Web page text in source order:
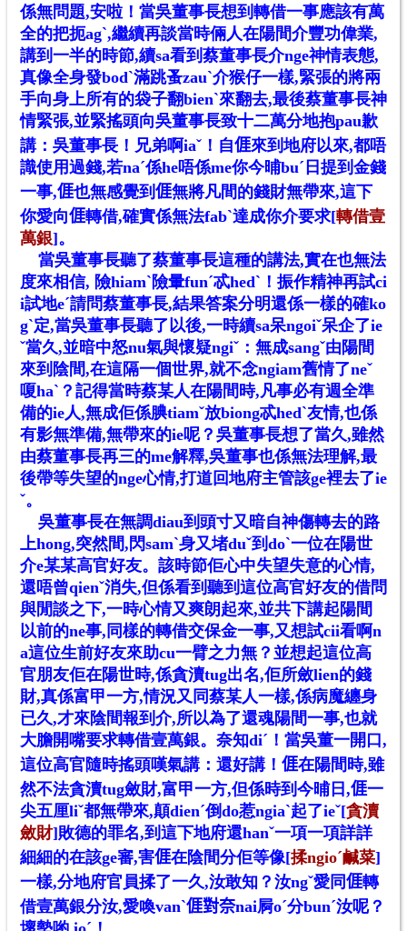
係無問題,安啦！當吳董事長想到轉借一事應該有萬
全的把扼agˋ,繼續再談當時倆人在陽間介豐功偉業,
講到一半的時節,續sa看到蔡董事長介nge神情表態,
真像全身發bodˋ滿跳蚤zauˋ介猴仔一樣,緊張的將兩
手向身上所有的袋子翻bienˋ來翻去,最後蔡董事長神
情緊張,並緊搖頭向吳董事長致十二萬分地抱pau歉
講：吳董事長！兄弟啊iaˇ！自𠊎來到地府以來,都唔
識使用過錢,若naˊ係he唔係me你今晡buˊ日提到金錢
一事,𠊎也無感覺到 𠊎無將凡間的錢財無帶來,這下
你愛向𠊎轉借,確實係無法fabˋ達成你介要求[轉借壹
萬銀]。
當吳董事長聽了蔡董事長這種的講法,實在也無法
度來相信, 險hiamˋ險暈funˊ忒hedˋ！振作精神再試ci
i試地eˊ請問蔡董事長,結果答案分明還係一樣的確ko
gˋ定,當吳董事長聽了以後,一時續sa呆ngoiˇ呆企了ie
ˇ當久,並暗中怒nu氣與懷疑ngiˇ：無成sangˇ由陽間
來到陰間,在這隔一個世界,就不念ngiam舊情了neˇ
嗄haˋ？記得當時蔡某人在陽間時,凡事必有週全準
備的ie人,無成佢係腆tiamˇ放biong忒hedˋ友情,也係
有影無準備,無帶來的ie呢？吳董事長想了當久,雖然
由蔡董事長再三的me解釋,吳董事也係無法理解,最
後帶等失望的nge心情,打道回地府主管該ge裡去了ie
ˇ。
吳董事長在無調diau到頭寸又暗自神傷轉去的路
上hong,突然間,閃samˋ身又堵duˇ到doˋ一位在陽世
介e某某高官好友。該時節佢心中失望失意的心情,
還唔曾qienˇ消失,但係看到聽到這位高官好友的借問
與閒談之下,一時心情又爽朗起來,並共下講起陽間
以前的ne事,同樣的轉借交保金一事,又想試cii看啊n
a這位生前好友來助cu一臂之力無？並想起這位高
官朋友佢在陽世時,係貪瀆tug出名,佢所斂lien的錢
財,真係富甲一方,情況又同蔡某人一樣,係病魔纏身
已久,才來陰間報到介,所以為了還魂陽間一事,也就
大膽開嘴要求轉借壹萬銀。奈知diˊ！當吳董一開口,
這位高官隨時搖頭嘆氣講：還好講！ 𠊎在陽間時,雖
然不法貪瀆tug斂財,富甲一方,但係時到今晡日,𠊎一
尖五厘liˇ都無帶來,顛dienˊ倒do惹ngiaˋ起了ieˇ[貪瀆
斂財]敗德的罪名,到這下地府還hanˇ一項一項詳詳
細細的在該ge審,害𠊎在陰間分佢等像[揉ngioˊ鹹菜]
一樣,分地府官員揉了一久,汝敢知？汝ngˇ愛同𠊎轉
借壹萬銀分汝,愛喚vanˋ𠊎對奈nai屙oˊ分bunˊ汝呢？